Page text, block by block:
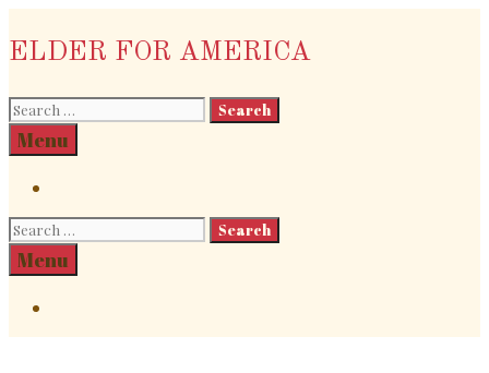
to
content
ELDER FOR AMERICA
Search
for:
Search
Menu
Search
for:
Search
Menu